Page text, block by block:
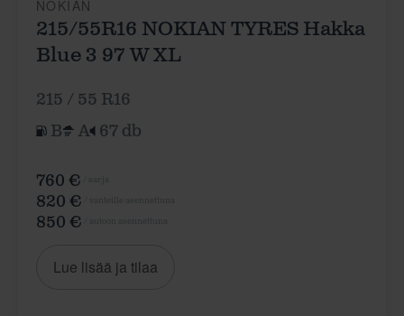
NOKIAN
215/55R16 NOKIAN TYRES Hakka
Blue 3 97 W XL
215 / 55 R16
B
A 67 db
760 €
820 €
850 €
Lue lisää ja tilaa